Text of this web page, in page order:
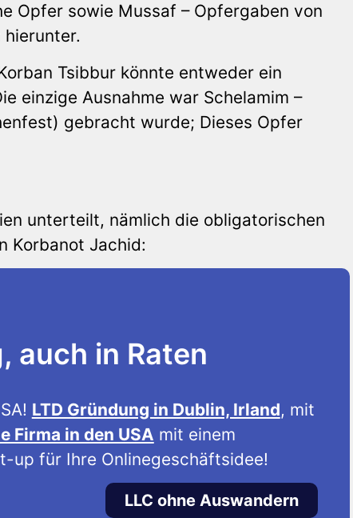
Opfer sowie Mussaf – Opfergaben von
hierunter.
Tsibbur könnte entweder ein
einzige Ausnahme war Schelamim –
gebracht wurde; Dieses Opfer
unterteilt, nämlich die obligatorischen
Korbanot Jachid:
auch in Raten
LTD Gründung in Dublin, Irland, mit
Firma in den USA mit einem
up für Ihre Onlinegeschäftsidee!
LLC ohne Auswandern